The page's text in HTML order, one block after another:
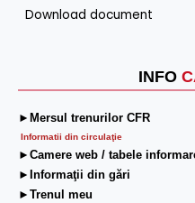
INFO
►Mersul trenurilor CFR
Informatii din circulaţie
►Camere web / tabele
►Informaţii din gări
►Trenul meu
Download document